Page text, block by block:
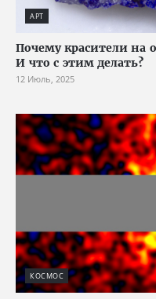
АРТ
Почему красители на
И что с этим делать?
12 Июль, 2025
КОСМОС